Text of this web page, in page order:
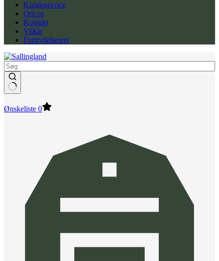
Kundeservice
Om os
Kontakt
Vilkår
Fortrydelsesret
Ønskeliste 0